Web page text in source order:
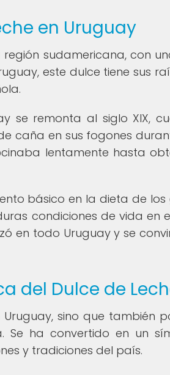
en Uruguay
sudamericana, con
este dulce tiene sus
se remonta al siglo XIX,
caña en sus fogones
lentamente hasta
básico en la dieta de los
condiciones de vida en
en todo Uruguay y se
del Dulce de
sino que también
Se ha convertido en un
y tradiciones del país.